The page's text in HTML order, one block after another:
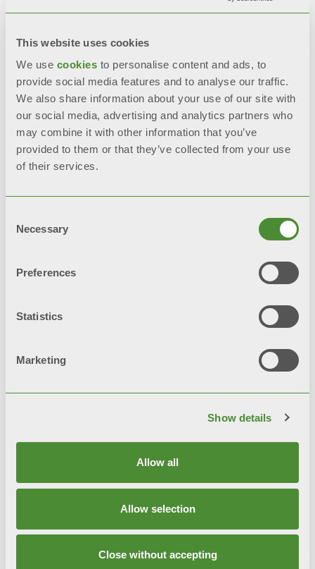
This website uses cookies
We use cookies to personalise content and ads, to
provide social media features and to analyse our traffic.
We also share information about your use of our site with
our social media, advertising and analytics partners who
may combine it with other information that you’ve
provided to them or that they’ve collected from your use
of their services.
Selection
Necessary
Preferences
Statistics
Marketing
Show details
Allow all
Allow selection
Close without accepting
描述
技术数据
文档
您可能感兴趣的相